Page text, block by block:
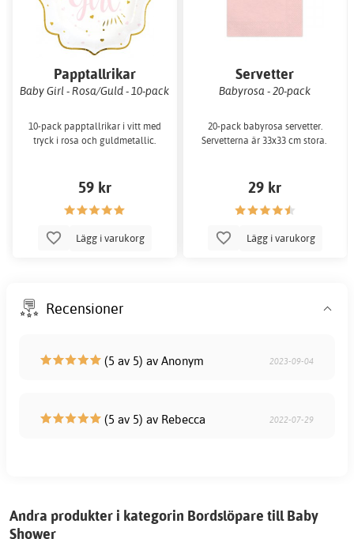
Papptallrikar
Baby Girl - Rosa/Guld - 10-pack
10-pack papptallrikar i vitt med
tryck i rosa och guldmetallic.
59 kr
Lägg i varukorg
Servetter
Babyrosa - 20-pack
20-pack babyrosa servetter.
Servetterna är 33x33 cm stora.
29 kr
Lägg i varukorg
Recensioner
(5 av 5) av Anonym 2023-09-04
(5 av 5) av Rebecca 2022-07-29
Andra produkter i kategorin Bordslöpare till Baby
Shower